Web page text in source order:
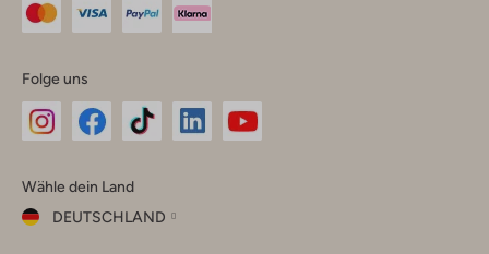
Folge uns
Instagram
Facebook
TikTok
Wähle dein Land
DEUTSCHLAND